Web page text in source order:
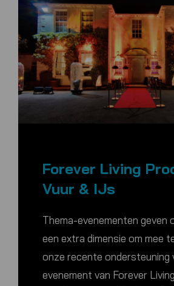
Forever Living
Vuur & IJs
Thema-evenementen geven
een extra dimensie om mee
onze recente ondersteuning
evenement van Forever